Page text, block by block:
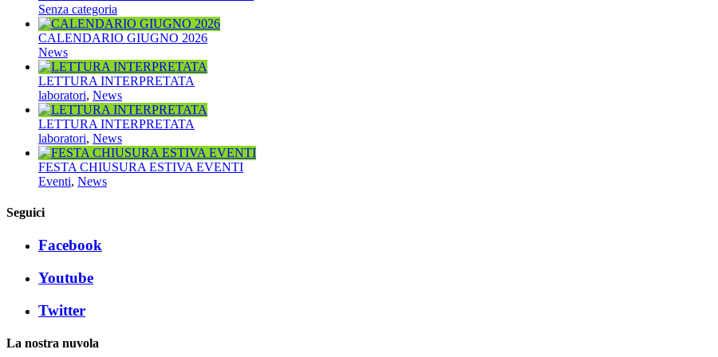
Senza categoria
CALENDARIO GIUGNO 2026
News
LETTURA INTERPRETATA
laboratori, News
LETTURA INTERPRETATA
laboratori, News
FESTA CHIUSURA ESTIVA EVENTI
Eventi, News
Seguici
Facebook
Youtube
Twitter
La nostra nuvola